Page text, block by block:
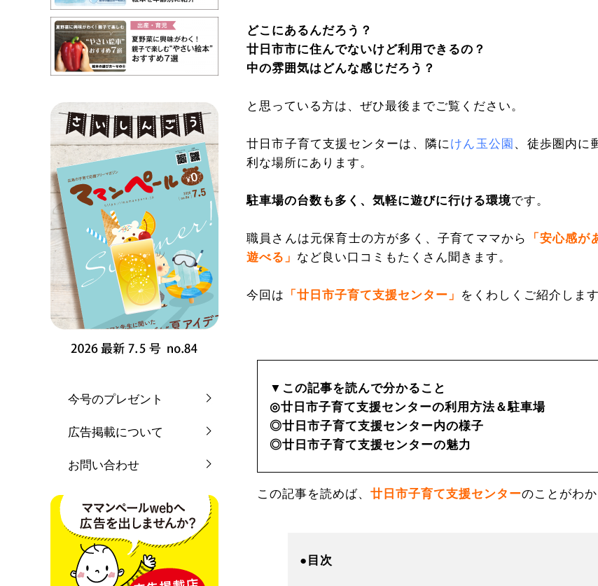
どこにあるんだろう？
廿日市市に住んでないけど利用できるの？
中の雰囲気はどんな感じだろう？
と思っている方は、ぜひ最後までご覧ください。
廿日市子育て支援センターは、隣にけん玉公園 、徒歩圏内に
利な場所にあります。
駐車場の台数も多く、気軽に遊びに行ける環境です。
職員さんは元保育士の方が多く、子育てママから
「安心感
遊べる」 など良い口コミもたくさん聞きます。
今回は 「廿日市子育て支援センター」 をくわしくご紹介します
▼この記事を読んで分かること
◎廿日市子育て支援センターの利用方法＆駐車場
◎廿日市子育て支援センター内の様子
◎廿日市子育て支援センターの魅力
この記事を読めば、 廿日市子育て支援センターのことがわ
●目次
今号のプレゼント
広告掲載について
お問い合わせ